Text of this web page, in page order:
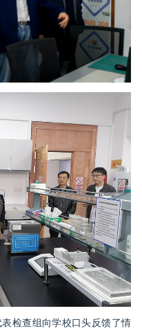
检查组向学校口头反馈了情